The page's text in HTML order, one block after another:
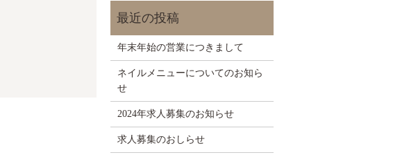
年末年始の営業につきまして
ネイルメニューについてのお知ら
せ
2024年求人募集のお知らせ
求人募集のおしらせ